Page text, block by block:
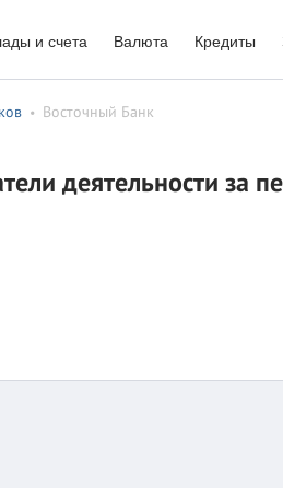
и счета Валюта Кредиты
• Восточный Банк
деятельности